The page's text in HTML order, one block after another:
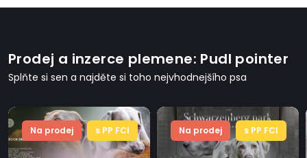
Prodej a inzerce plemene: Pudl pointer
Splňte si sen a najděte si toho nejvhodnejšího psa
Na prodej s PP FCI Na prodej s PP FCI